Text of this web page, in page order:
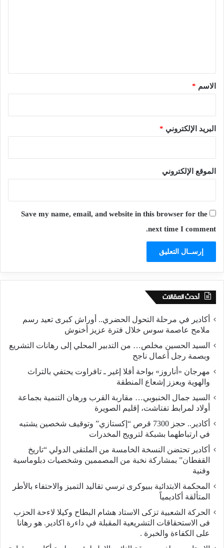
*الاسم *
البريد الإلكتروني *
الموقع الإلكتروني
Save my name, email, and website in this browser for the
next time I comment.
أحدث المقالات
أكادير في مرحلة التحول الحضري.. أوراش كبرى تعيد رسم
ملامح عاصمة سوس خلال فترة عزيز أخنوش
السيد الحسين مخلص… من التدبير المحلي إلى رهانات التشريع
وبصمة رجل أعمال ناجح
مهرجان «أناروز» بواحة أفلا إغير ـ تافراوت يحتفي بالتراث
والهوية ويعزز إشعاع المنطقة
السيد جمال الخنبوبي… مقاربة القرب ورهان التنمية بجماعة
أولاد لمرابط تفتاشت، إقليم الصويرة
أكادير.. حجز 7300 قرص “إكستازي” وتوقيف شخصين يشتبه
في ارتباطهما بشبكة لترويج المخدرات
أكادير تحتضن النسخة الخامسة من الملتقى الدولي “تاريخ
القفطان” بمشاركة نخبة من المصممين وشخصيات دبلوماسية
وفنية
المحكمة الابتدائية ببيوكرى ترسي تقاليد التميز والاحتفاء بالأطر
المتألقة أكاديمياً
الحركة الشعبية تزكى الاستاد هشام البطاح وكيلا لاءحة الحزب
فى الاستحقاقات التشريعية المقبلة في داءرة اكادير. هو رهانا
على الكفاءة والخبرة .